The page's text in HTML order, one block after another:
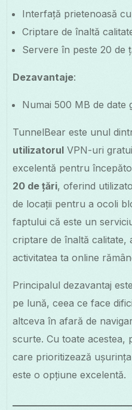
Interfață prietenoasă
Criptare de înaltă
Servere în peste 20 de
Dezavantaje:
Numai 500 MB de date
TunnelBear este unul
utilizatorul VPN-uri
excelentă pentru
20 de țări, oferind
de locații pentru a ocoli
faptului că este un
criptare de înaltă calitate,
activitatea ta online
Principalul dezavantaj
pe lună, ceea ce face
altceva în afară de
scurte. Cu toate acestea,
care prioritizează
este o opțiune excelentă.